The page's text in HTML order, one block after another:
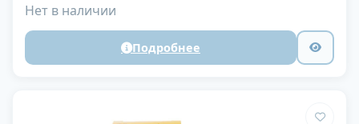
Нет в наличии
Подробнее